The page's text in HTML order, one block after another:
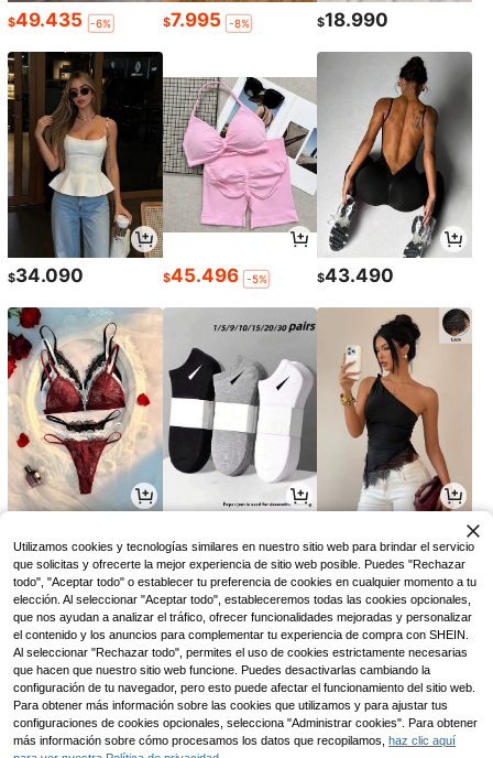
$49.435 -6% $7.995 -8% $18.990
$34.090 $45.496 -5% $43.490
Utilizamos cookies y tecnologías similares en nuestro sitio web para brindar el servicio
que solicitas y ofrecerte la mejor experiencia de sitio web posible. Puedes "Rechazar
todo", "Aceptar todo" o establecer tu preferencia de cookies en cualquier momento a tu
elección. Al seleccionar "Aceptar todo", estableceremos todas las cookies opcionales,
que nos ayudan a analizar el tráfico, ofrecer funcionalidades mejoradas y personalizar
el contenido y los anuncios para complementar tu experiencia de compra con SHEIN.
Al seleccionar "Rechazar todo", permites el uso de cookies estrictamente necesarias
que hacen que nuestro sitio web funcione. Puedes desactivarlas cambiando la
configuración de tu navegador, pero esto puede afectar el funcionamiento del sitio web.
Para obtener más información sobre las cookies que utilizamos y para ajustar tus
configuraciones de cookies opcionales, selecciona "Administrar cookies". Para obtener
más información sobre cómo procesamos los datos que recopilamos, haz clic aquí